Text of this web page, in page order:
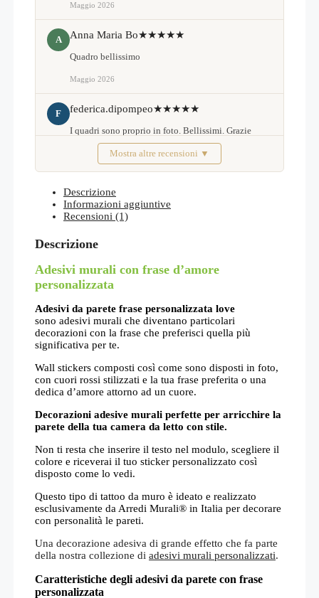
Maggio 2026
A Anna Maria Bo★★★★★
Quadro bellissimo
Maggio 2026
F federica.dipompeo★★★★★
I quadri sono proprio in foto. Bellissimi. Grazie
Febbraio 2026Mostra altre recensioni ▼
Descrizione
Informazioni aggiuntive
Recensioni (1)
Descrizione
Adesivi murali con frase d’amore
personalizzata
Adesivi da parete frase personalizzata love
sono adesivi murali che diventano particolari
decorazioni con la frase che preferisci quella più
significativa per te.
Wall stickers composti così come sono disposti in foto,
con cuori rossi stilizzati e la tua frase preferita o una
dedica d’amore attorno ad un cuore.
Decorazioni adesive murali perfette per arricchire la
parete della tua camera da letto con stile.
Non ti resta che inserire il testo nel modulo, scegliere il
colore e riceverai il tuo sticker personalizzato così
disposto come lo vedi.
Questo tipo di tattoo da muro è ideato e realizzato
esclusivamente da Arredi Murali® in Italia per decorare
con personalità le pareti.
Una decorazione adesiva di grande effetto che fa parte
della nostra collezione di adesivi murali personalizzati.
Caratteristiche degli adesivi da parete con frase
personalizzata